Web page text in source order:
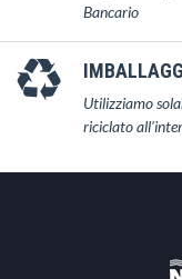
Bancario
Utilizziamo
riciclato